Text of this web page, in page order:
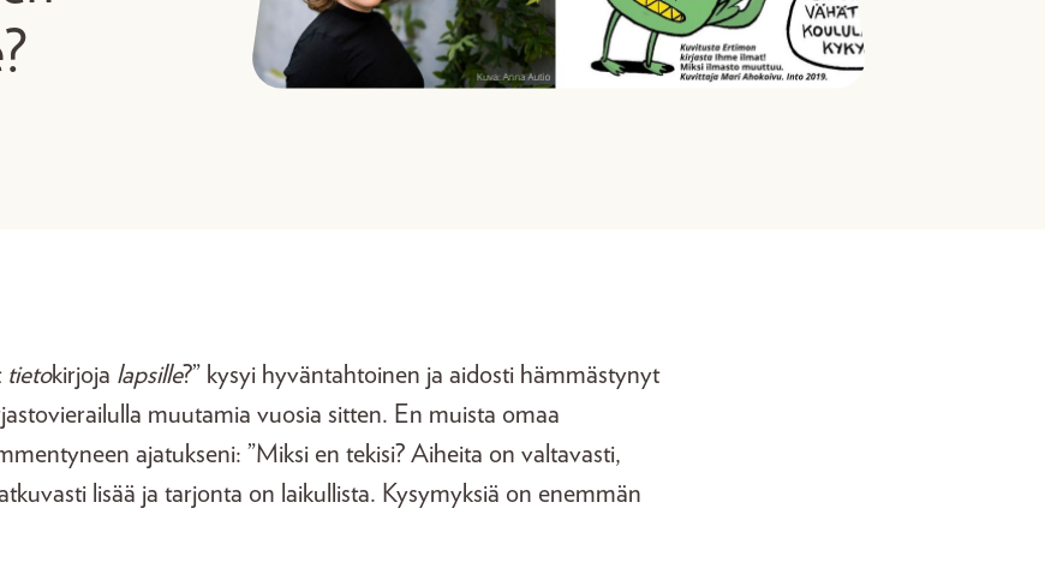
tietokirjoja lapsille?” kysyi hyväntahtoinen ja aidosti hämmästynyt
muutamia vuosia sitten. En muista omaa
ajatukseni: ”Miksi en tekisi? Aiheita on valtavasti,
lisää ja tarjonta on laikullista. Kysymyksiä on enemmän